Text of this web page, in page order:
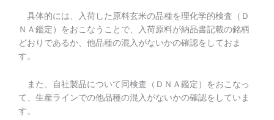
具体的には、入荷した原料玄米の品種を理化学的検査（Ｄ
ＮＡ鑑定）をおこなうことで、入荷原料が納品書記載の銘柄
どおりであるか、他品種の混入がないかの確認をしておま
す。
また、自社製品について同検査（ＤＮＡ鑑定）をおこなっ
て、生産ラインでの他品種の混入がないかの確認をしていま
す。